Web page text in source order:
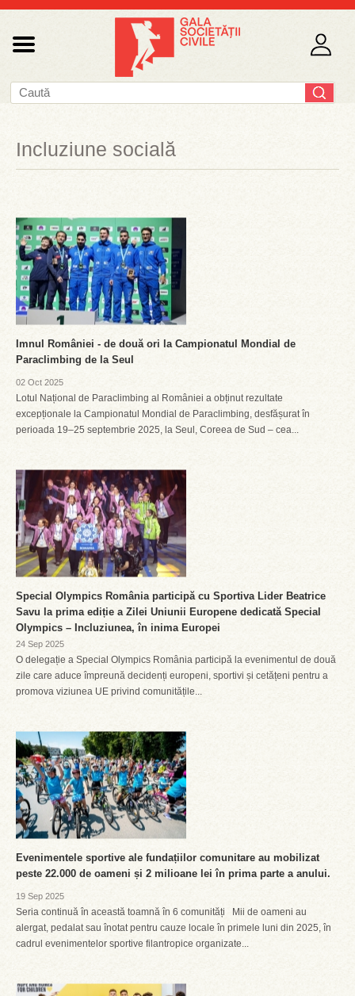
Incluziune socială
Imnul României - de două ori la Campionatul Mondial de
Paraclimbing de la Seul
02 Oct 2025
Lotul Național de Paraclimbing al României a obținut rezultate
excepționale la Campionatul Mondial de Paraclimbing, desfășurat în
perioada 19–25 septembrie 2025, la Seul, Coreea de Sud – cea...
Special Olympics România participă cu Sportiva Lider Beatrice
Savu la prima ediție a Zilei Uniunii Europene dedicată Special
Olympics – Incluziunea, în inima Europei
24 Sep 2025
O delegație a Special Olympics România participă la evenimentul de două
zile care aduce împreună decidenți europeni, sportivi și cetățeni pentru a
promova viziunea UE privind comunitățile...
Evenimentele sportive ale fundațiilor comunitare au mobilizat
peste 22.000 de oameni și 2 milioane lei în prima parte a anului.
19 Sep 2025
Seria continuă în această toamnă în 6 comunități Mii de oameni au
alergat, pedalat sau înotat pentru cauze locale în primele luni din 2025, în
cadrul evenimentelor sportive filantropice organizate...